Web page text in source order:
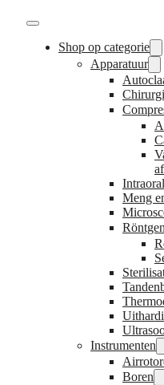
Shop op categorie
Apparatuur
Meng
Instrumenten
Boren